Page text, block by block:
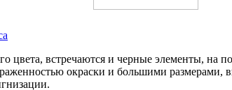
цвета, встречаются и черные элементы, на
окраски и большими размерами,